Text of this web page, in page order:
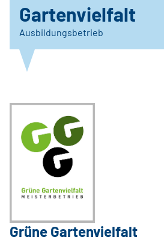
Gartenvielfalt
Ausbildungsbetrieb
Grüne Gartenvielfalt